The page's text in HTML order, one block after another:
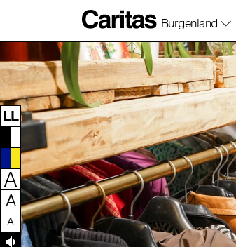
Zum Inhalt dieser Seite
Zur Navigation
Zum Footer dieser Seite
Burgenland
LL
A
A
A